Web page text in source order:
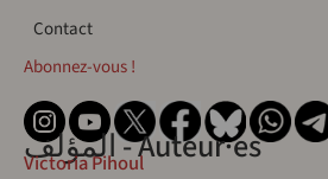
Contact
Contact
Abonnez-vous !
المؤلف - Auteur·esVictoria Pihoul